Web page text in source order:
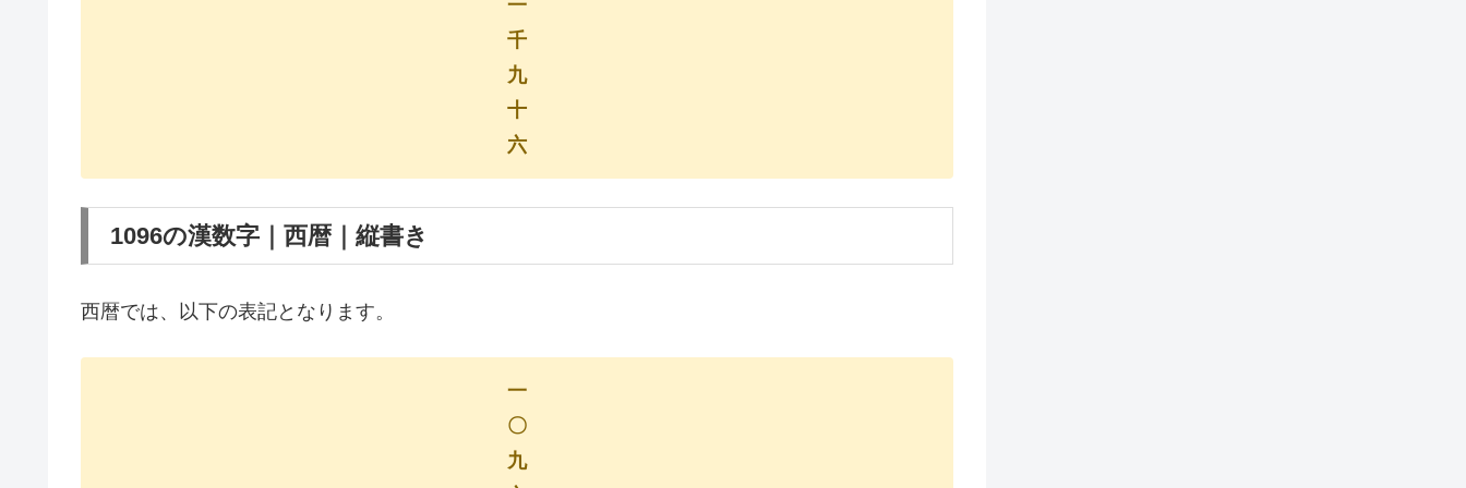
一
千
九
十
六
1096の漢数字｜西暦｜縦書き
西暦では、以下の表記となります。
一
〇
九